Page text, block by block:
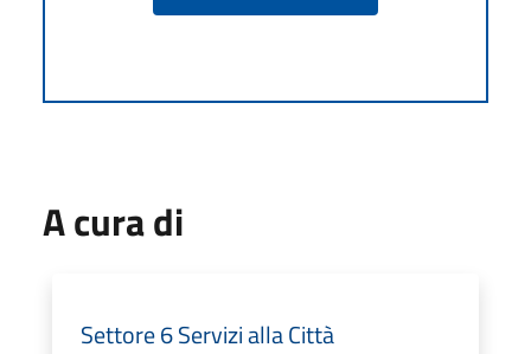
A cura di
Settore 6 Servizi alla Città